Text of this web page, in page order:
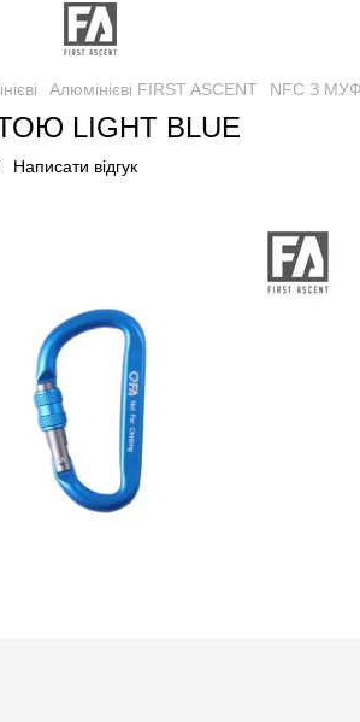
Алюмінієві FIRST ASCENT NFC З
LIGHT BLUE
Написати відгук